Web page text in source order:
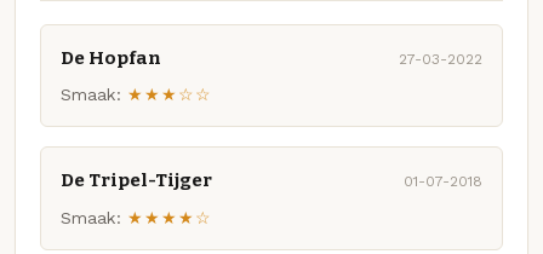
De Hopfan 27-03-2022
Smaak: ★★★☆☆
De Tripel-Tijger 01-07-2018
Smaak: ★★★★☆